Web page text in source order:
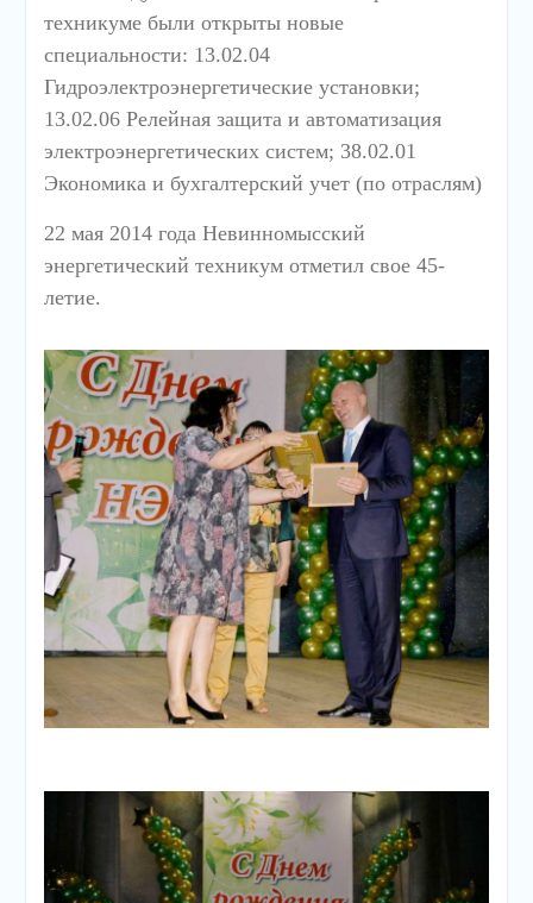
техникуме были открыты новые
специальности: 13.02.04
Гидроэлектроэнергетические установки;
13.02.06 Релейная защита и автоматизация
электроэнергетических систем; 38.02.01
Экономика и бухгалтерский учет (по отраслям)
22 мая 2014 года Невинномысский
энергетический техникум отметил свое 45-
летие.